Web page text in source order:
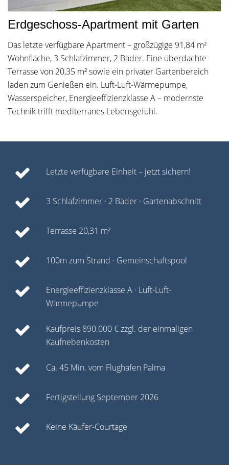
Erdgeschoss-Apartment mit Garten
Das letzte verfügbare Apartment – großzügige 91,84 m²
Wohnfläche, 3 Schlafzimmer, 2 Bäder. Eine überdachte
Terrasse von 20,35 m² sowie ein privater Gartenbereich
laden zum Genießen ein. Luft-Luft-Wärmepumpe,
Wasserspeicher, Energieeffizienzklasse A – modernste
Technik trifft mediterranes Lebensgefühl.
Letzte verfügbare Einheit – jetzt sichern!
3 Schlafzimmer · 2 Bäder · Gartenabschnitt
Terrasse 20,31 m²
100m zum Strand · Gemeinschaftspool
Energieeffizienzklasse A · Luft-Luft-
Wärmepumpe
Kaufpreis 890.000 € zzgl. der einmaligen
Kaufnebenkosten
Ca. 45 Min. vom Flughafen Palma
Fertigstellung September 2026
Keine Käufer-Courtage